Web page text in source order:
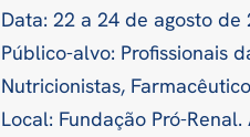
Data: 22 a 24 de agosto de
Público-alvo: Profissionais
Nutricionistas,
Local: Fundação Pró-